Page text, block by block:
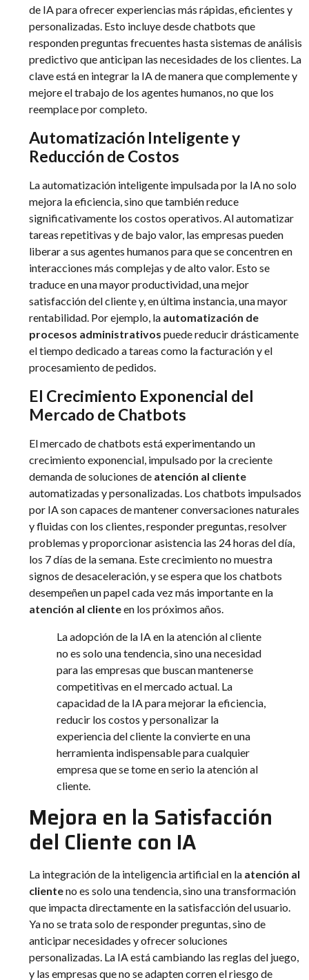
de IA para ofrecer experiencias más rápidas, eficientes y
personalizadas. Esto incluye desde chatbots que
responden preguntas frecuentes hasta sistemas de análisis
predictivo que anticipan las necesidades de los clientes. La
clave está en integrar la IA de manera que complemente y
mejore el trabajo de los agentes humanos, no que los
reemplace por completo.
Automatización Inteligente y
Reducción de Costos
La automatización inteligente impulsada por la IA no solo
mejora la eficiencia, sino que también reduce
significativamente los costos operativos. Al automatizar
tareas repetitivas y de bajo valor, las empresas pueden
liberar a sus agentes humanos para que se concentren en
interacciones más complejas y de alto valor. Esto se
traduce en una mayor productividad, una mejor
satisfacción del cliente y, en última instancia, una mayor
rentabilidad. Por ejemplo, la automatización de
procesos administrativos puede reducir drásticamente
el tiempo dedicado a tareas como la facturación y el
procesamiento de pedidos.
El Crecimiento Exponencial del
Mercado de Chatbots
El mercado de chatbots está experimentando un
crecimiento exponencial, impulsado por la creciente
demanda de soluciones de atención al cliente
automatizadas y personalizadas. Los chatbots impulsados
por IA son capaces de mantener conversaciones naturales
y fluidas con los clientes, responder preguntas, resolver
problemas y proporcionar asistencia las 24 horas del día,
los 7 días de la semana. Este crecimiento no muestra
signos de desaceleración, y se espera que los chatbots
desempeñen un papel cada vez más importante en la
atención al clienteen los próximos años.
La adopción de la IA en la atención al cliente
no es solo una tendencia, sino una necesidad
para las empresas que buscan mantenerse
competitivas en el mercado actual. La
capacidad de la IA para mejorar la eficiencia,
reducir los costos y personalizar la
experiencia del cliente la convierte en una
herramienta indispensable para cualquier
empresa que se tome en serio la atención al
cliente.
Mejora en la Satisfacción
del Cliente con IA
La integración de la inteligencia artificial en la atención al
clienteno es solo una tendencia, sino una transformación
que impacta directamente en la satisfacción del usuario.
Ya no se trata solo de responder preguntas, sino de
anticipar necesidades y ofrecer soluciones
personalizadas. La IA está cambiando las reglas del juego,
y las empresas que no se adapten corren el riesgo de